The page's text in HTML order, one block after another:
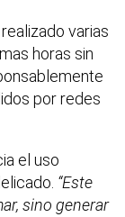
varias
horas sin
por redes
el uso
“Este
sino generar